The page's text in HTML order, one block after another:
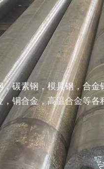
碳素钢，模具钢，合
，铜合金，高温合金等各